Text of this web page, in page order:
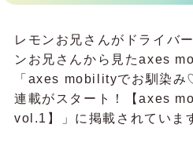
レモンお兄さんがドライバ
ンお兄さんから見たaxes
「axes mobilityでお馴染
連載がスタート！【axes
vol.1】」に掲載されていま